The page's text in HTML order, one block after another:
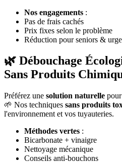
Nos engagements :
Pas de frais cachés
Prix fixes selon le problème
Réduction pour seniors &
🌿 Débouchage
Sans Produits
Préférez une solution naturelle
🌱 Nos techniques sans produits
l'environnement et vos tuyauteries.
Méthodes vertes :
Bicarbonate + vinaigre
Nettoyage mécanique
Conseils anti-bouchons